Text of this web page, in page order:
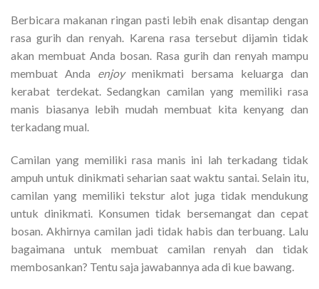
Berbicara makanan ringan pasti lebih enak disantap dengan
rasa gurih dan renyah. Karena rasa tersebut dijamin tidak
akan membuat Anda bosan. Rasa gurih dan renyah mampu
membuat Anda enjoy menikmati bersama keluarga dan
kerabat terdekat. Sedangkan camilan yang memiliki rasa
manis biasanya lebih mudah membuat kita kenyang dan
terkadang mual.
Camilan yang memiliki rasa manis ini lah terkadang tidak
ampuh untuk dinikmati seharian saat waktu santai. Selain itu,
camilan yang memiliki tekstur alot juga tidak mendukung
untuk dinikmati. Konsumen tidak bersemangat dan cepat
bosan. Akhirnya camilan jadi tidak habis dan terbuang. Lalu
bagaimana untuk membuat camilan renyah dan tidak
membosankan? Tentu saja jawabannya ada di kue bawang.